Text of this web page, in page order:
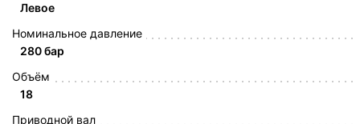
Левое
Номинальное давление
280 бар
Объём
18
Приводной вал